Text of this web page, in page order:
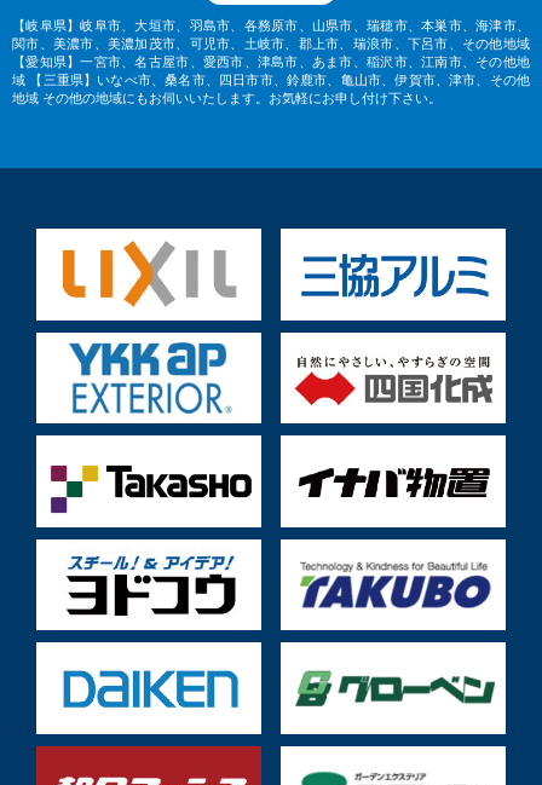
【岐阜県】岐阜市、大垣市、羽島市、各務原市、山県市、瑞穂市、本巣市、海津市、
関市、美濃市、美濃加茂市、可児市、土岐市、郡上市、瑞浪市、下呂市、その他地域
【愛知県】一宮市、名古屋市、愛西市、津島市、あま市、稲沢市、江南市、その他地
域 【三重県】いなべ市、桑名市、四日市市、鈴鹿市、亀山市、伊賀市、津市、その他
地域 その他の地域にもお伺いいたします。お気軽にお申し付け下さい。